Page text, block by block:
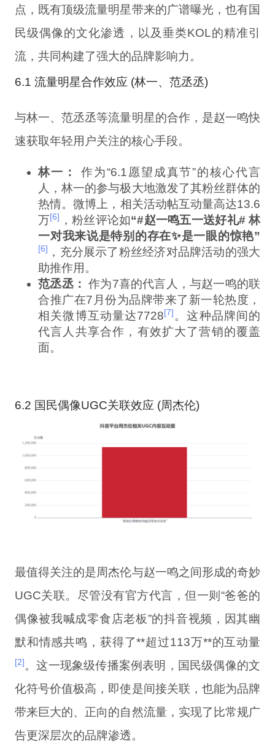
点，既有顶级流量明星带来的广谱曝光，也有国
民级偶像的文化渗透，以及垂类KOL的精准引
流，共同构建了强大的品牌影响力。
6.1 流量明星合作效应 (林一、范丞丞)
与林一、范丞丞等流量明星的合作，是赵一鸣快
速获取年轻用户关注的核心手段。
林一：
作为“6.1愿望成真节”的核心代言
人，林一的参与极大地激发了其粉丝群体的
热情。微博上，相关活动帖互动量高达13.6
万[6] ，粉丝评论如“#赵一鸣五一送好礼# 林
一对我来说是特别的存在✨是一眼的惊艳”
[6] ，充分展示了粉丝经济对品牌活动的强大
助推作用。
范丞丞： 作为7喜的代言人，与赵一鸣的联
合推广在7月份为品牌带来了新一轮热度，
相关微博互动量达7728[7] 。这种品牌间的
代言人共享合作，有效扩大了营销的覆盖
面。
6.2 国民偶像UGC关联效应 (周杰伦)
最值得关注的是周杰伦与赵一鸣之间形成的奇妙
UGC关联。尽管没有官方代言，但一则“爸爸的
偶像被我喊成零食店老板”的抖音视频，因其幽
默和情感共鸣，获得了**超过113万**的互动量
[2]。这一现象级传播案例表明，国民级偶像的文
化符号价值极高，即使是间接关联，也能为品牌
带来巨大的、正向的自然流量，实现了比常规广
告更深层次的品牌渗透。